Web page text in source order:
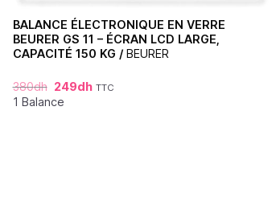
BALANCE ÉLECTRONIQUE EN VERRE
BEURER GS 11 – ÉCRAN LCD LARGE,
CAPACITÉ 150 KG / BEURER
380dh 249dh TTC
1 Balance